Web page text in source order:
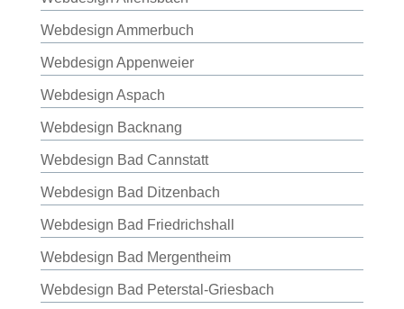
Webdesign Ammerbuch
Webdesign Appenweier
Webdesign Aspach
Webdesign Backnang
Webdesign Bad Cannstatt
Webdesign Bad Ditzenbach
Webdesign Bad Friedrichshall
Webdesign Bad Mergentheim
Webdesign Bad Peterstal-Griesbach